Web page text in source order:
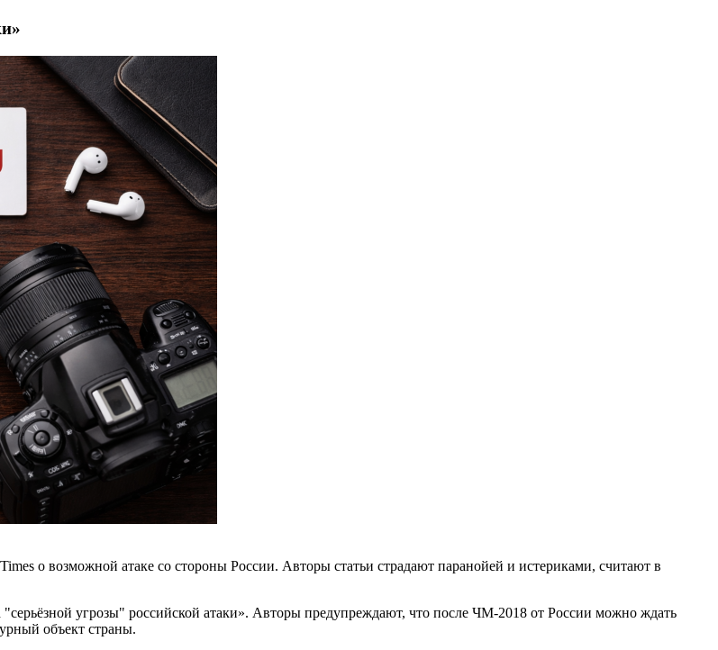
о возможной атаке со стороны России. Авторы статьи страдают паранойей и истериками, считают в
угрозы" российской атаки». Авторы предупреждают, что после ЧМ-2018 от России можно ждать
объект страны.